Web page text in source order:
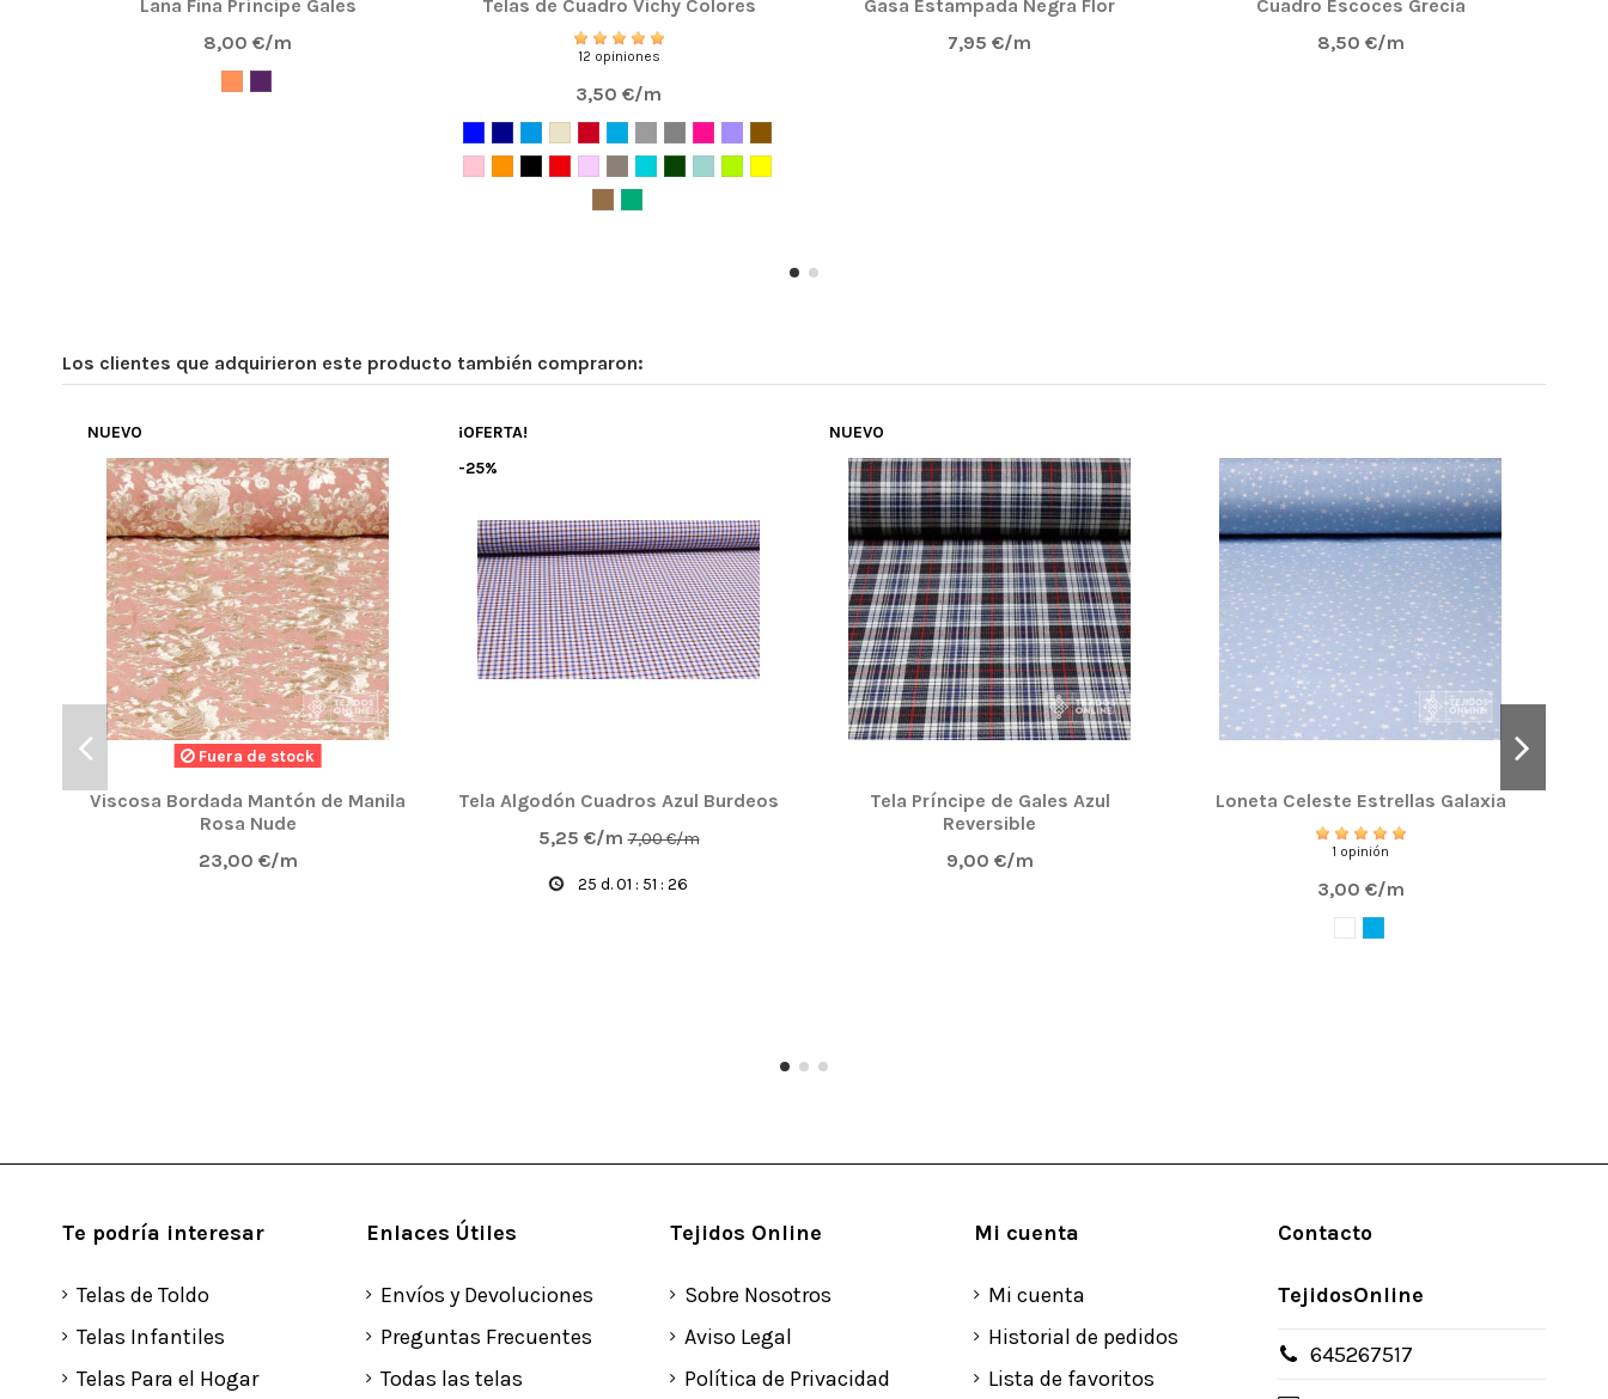
Lana Fina Príncipe Gales
8,00 €/m
Telas de Cuadro Vichy Colores
12 opiniones
3,50 €/m
Gasa Estampada Negra Flor
7,95 €/m
Cuadro Escoces Grecia
8,50 €/m
Los clientes que adquirieron este producto también compraron:
NUEVO
Fuera de stock
Viscosa Bordada Mantón de Manila
Rosa Nude
23,00 €/m
¡OFERTA!
-25%
Tela Algodón Cuadros Azul Burdeos
5,25 €/m7,00 €/m
25 d. 01 : 51 :25
NUEVO
Tela Príncipe de Gales Azul
Reversible
9,00 €/m
Loneta Celeste Estrellas Galaxia
1 opinión
3,00 €/m
Te podría interesar
Telas de Toldo
Telas Infantiles
Telas Para el Hogar
Enlaces Útiles
Envíos y Devoluciones
Preguntas Frecuentes
Todas las telas
Tejidos Online
Sobre Nosotros
Aviso Legal
Política de Privacidad
Mi cuenta
Mi cuenta
Historial de pedidos
Lista de favoritos
Contacto
TejidosOnline
645267517